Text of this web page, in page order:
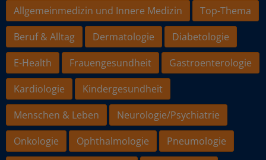
Allgemeinmedizin und Innere Medizin
Top-Thema
Beruf & Alltag
Dermatologie
Diabetologie
E-Health
Frauengesundheit
Gastroenterologie
Kardiologie
Kindergesundheit
Menschen & Leben
Neurologie/Psychiatrie
Onkologie
Ophthalmologie
Pneumologie